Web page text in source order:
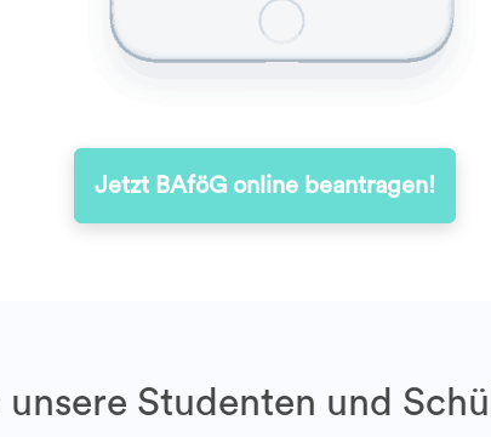
Jetzt BAföG online beantragen!
unsere Studenten und